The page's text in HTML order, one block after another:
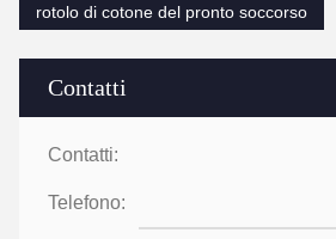
Contatti
Contatti:
Telefono:
rotolo di cotone del pronto soccorso